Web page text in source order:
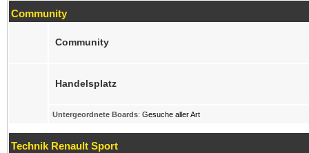
Community
Community
Handelsplatz
Untergeordnete Boards: Gesuche aller Art
Technik Renault Sport